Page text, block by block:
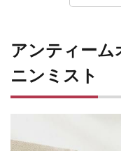
アンティー
ニンミスト